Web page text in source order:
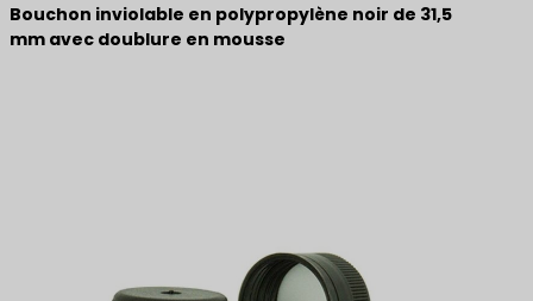
Bouchon inviolable en polypropylène noir de 31,5
mm avec doublure en mousse